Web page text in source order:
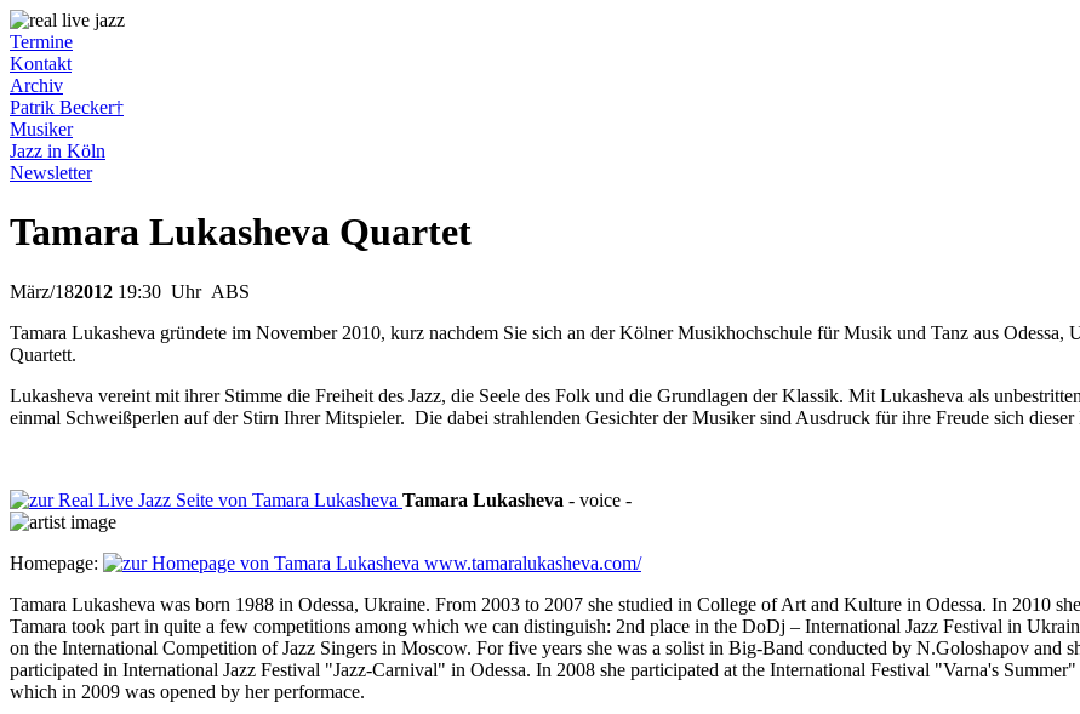
Termine
Kontakt
Archiv
Patrik Becker†
Musiker
Jazz in Köln
Newsletter
Tamara Lukasheva Quartet
März/182012 19:30 Uhr ABS
Tamara Lukasheva gründete im November 2010, kurz nachdem Sie sich an der Kölner Musikhochschule für Musik und Tanz aus Odessa,
Quartett.
Lukasheva vereint mit ihrer Stimme die Freiheit des Jazz, die Seele des Folk und die Grundlagen der Klassik. Mit Lukasheva als
einmal Schweißperlen auf der Stirn Ihrer Mitspieler. Die dabei strahlenden Gesichter der Musiker sind Ausdruck für ihre Freude sich
Tamara Lukasheva - voice -
Homepage:
www.tamaralukasheva.com/
Tamara Lukasheva was born 1988 in Odessa, Ukraine. From 2003 to 2007 she studied in College of Art and Kulture in Odessa. In 2010
Tamara took part in quite a few competitions among which we can distinguish: 2nd place in the DoDj – International Jazz Festival in
on the International Competition of Jazz Singers in Moscow. For five years she was a solist in Big-Band conducted by N.Goloshapov and
participated in International Jazz Festival "Jazz-Carnival" in Odessa. In 2008 she participated at the International Festival "Varna's
which in 2009 was opened by her performace.